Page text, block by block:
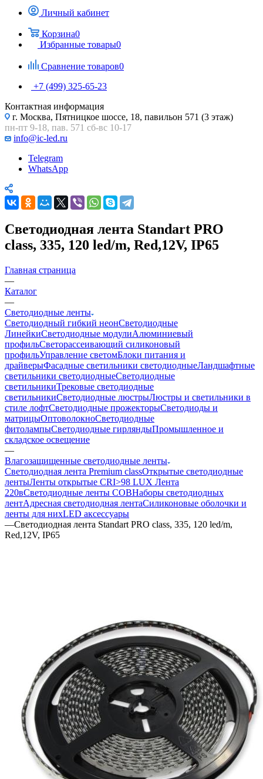
Личный кабинет
Корзина0
Избранные товары0
Сравнение товаров0
+7 (499) 325-65-23
Контактная информация
г. Москва, Пятницкое шоссе, 18, павильон 571 (3 этаж)
пн-пт 9-18, пав. 571 сб-вс 10-17
info@ic-led.ru
Telegram
WhatsApp
Светодиодная лента Standart PRO
class, 335, 120 led/m, Red,12V, IP65
Главная страница
—
Каталог
—
Светодиодные ленты
Светодиодный гибкий неонСветодиодные
ЛинейкиСветодиодные модулиАлюминиевый
профильСветорассеивающий силиконовый
профильУправление светомБлоки питания и
драйверыФасадные светильники светодиодныеЛандшафтные
светильники светодиодныеСветодиодные
светильникиТрековые светодиодные
светильникиСветодиодные люстрыЛюстры и светильники в
стиле лофтСветодиодные прожекторыСветодиоды и
матрицыОптоволокноСветодиодные
фитолампыСветодиодные гирляндыПромышленное и
складское освещение
—
Влагозащищенные светодиодные ленты
Светодиодная лента Premium classОткрытые светодиодные
лентыЛенты открытые CRI>98 LUX Лента
220вСветодиодные ленты COBНаборы светодиодных
лентАдресная светодиодная лентаСиликоновые оболочки и
ленты для нихLED аксессуары
—Светодиодная лента Standart PRO class, 335, 120 led/m,
Red,12V, IP65